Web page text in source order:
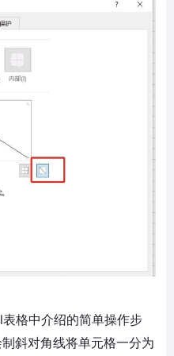
格中介绍的简单操作步
斜对角线将单元格一分为